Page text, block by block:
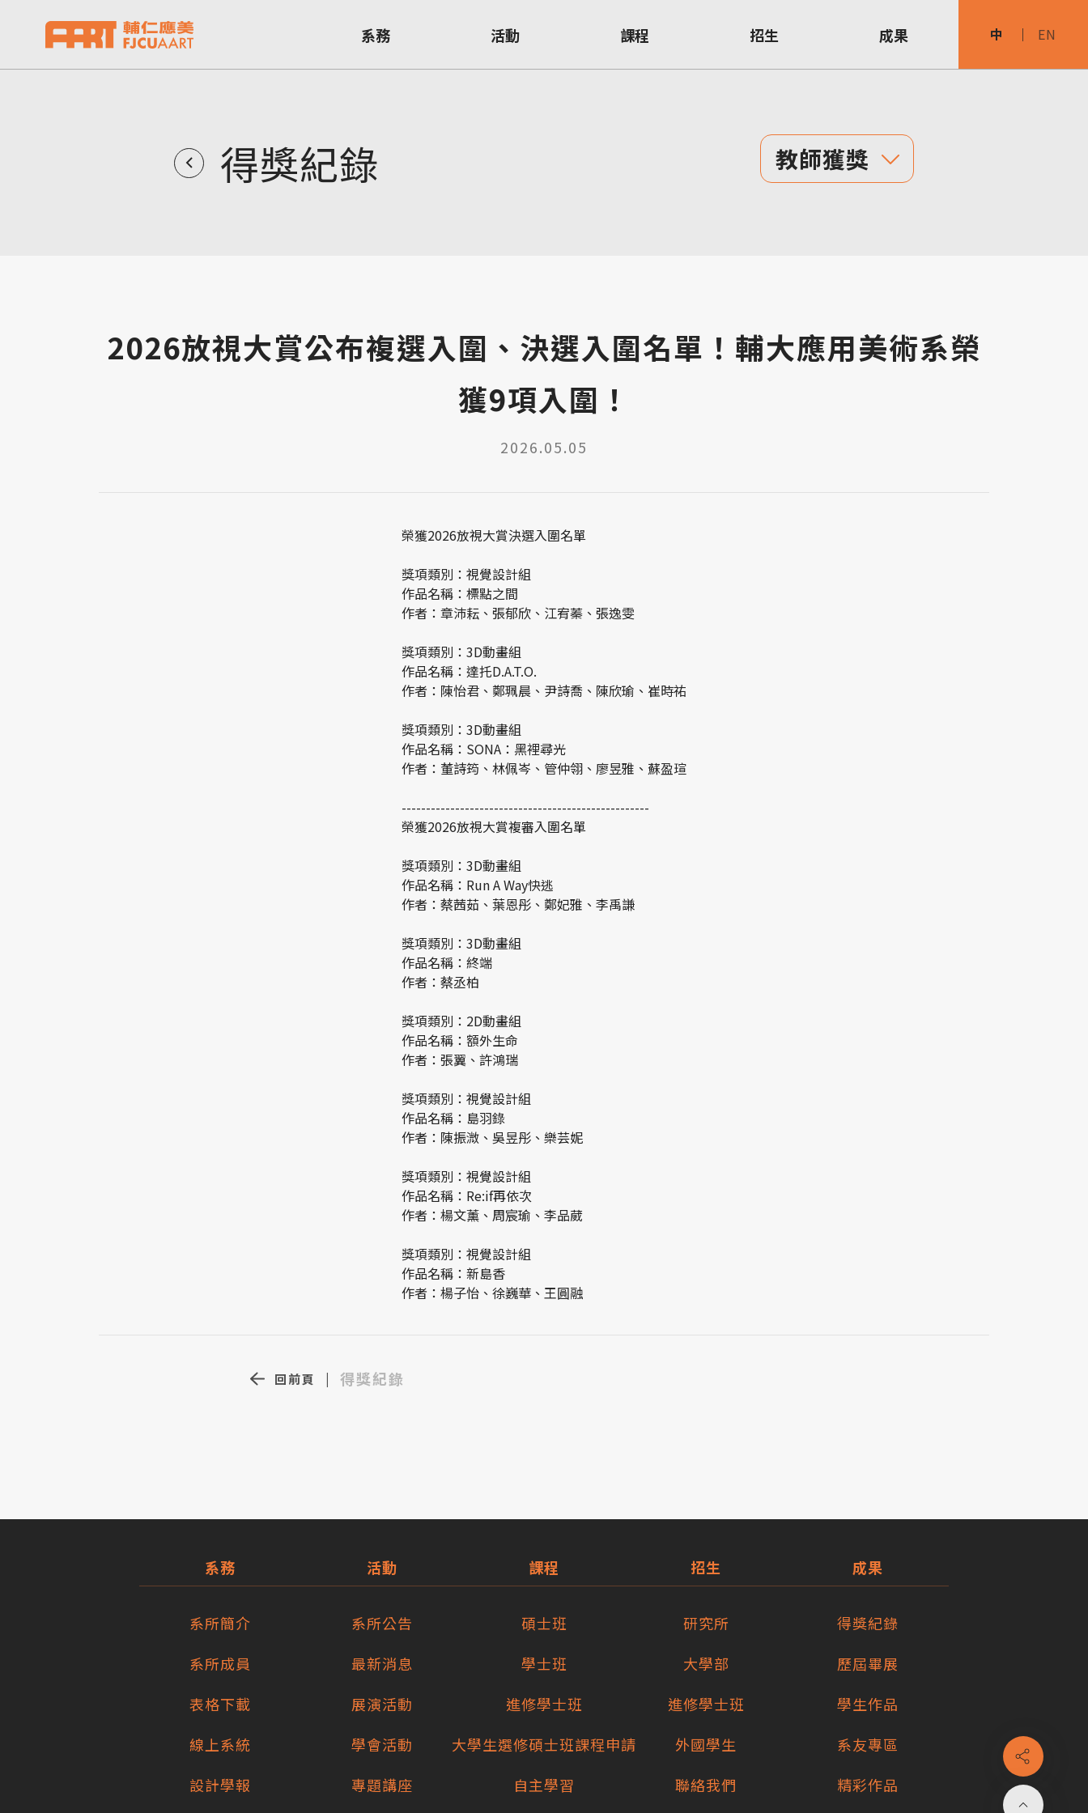
系務 活動 課程 招生 成果 中 EN
得獎紀錄 教師獲獎
2026放視大賞公布複選入圍、決選入圍名單！輔大應用美術系榮
獲9項入圍！
2026.05.05
榮獲2026放視大賞決選入圍名單
獎項類別：視覺設計組
作品名稱：標點之間
作者：章沛耘、張郁欣、江宥蓁、張逸雯
獎項類別：3D動畫組
作品名稱：達托D.A.T.O.
作者：陳怡君、鄭珮晨、尹詩喬、陳欣瑜、崔時祐
獎項類別：3D動畫組
作品名稱：SONA：黑裡尋光
作者：董詩筠、林佩岑、管仲翎、廖昱雅、蘇盈瑄
---------------------------------------------------
榮獲2026放視大賞複審入圍名單
獎項類別：3D動畫組
作品名稱：Run A Way快逃
作者：蔡茜茹、葉恩彤、鄭妃雅、李禹謙
獎項類別：3D動畫組
作品名稱：終端
作者：蔡丞柏
獎項類別：2D動畫組
作品名稱：額外生命
作者：張翼、許鴻瑞
獎項類別：視覺設計組
作品名稱：島羽錄
作者：陳振溦、吳昱彤、樂芸妮
獎項類別：視覺設計組
作品名稱：Re:if再依次
作者：楊文薰、周宸瑜、李品葳
獎項類別：視覺設計組
作品名稱：新島香
作者：楊子怡、徐巍華、王圓融
回前頁 得獎紀錄
系務
系所簡介
系所成員
表格下載
線上系統
設計學報
活動
系所公告
最新消息
展演活動
學會活動
專題講座
課程
碩士班
學士班
進修學士班
大學生選修碩士班課程申請
自主學習
招生
研究所
大學部
進修學士班
外國學生
聯絡我們
成果
得獎紀錄
歷屆畢展
學生作品
系友專區
精彩作品